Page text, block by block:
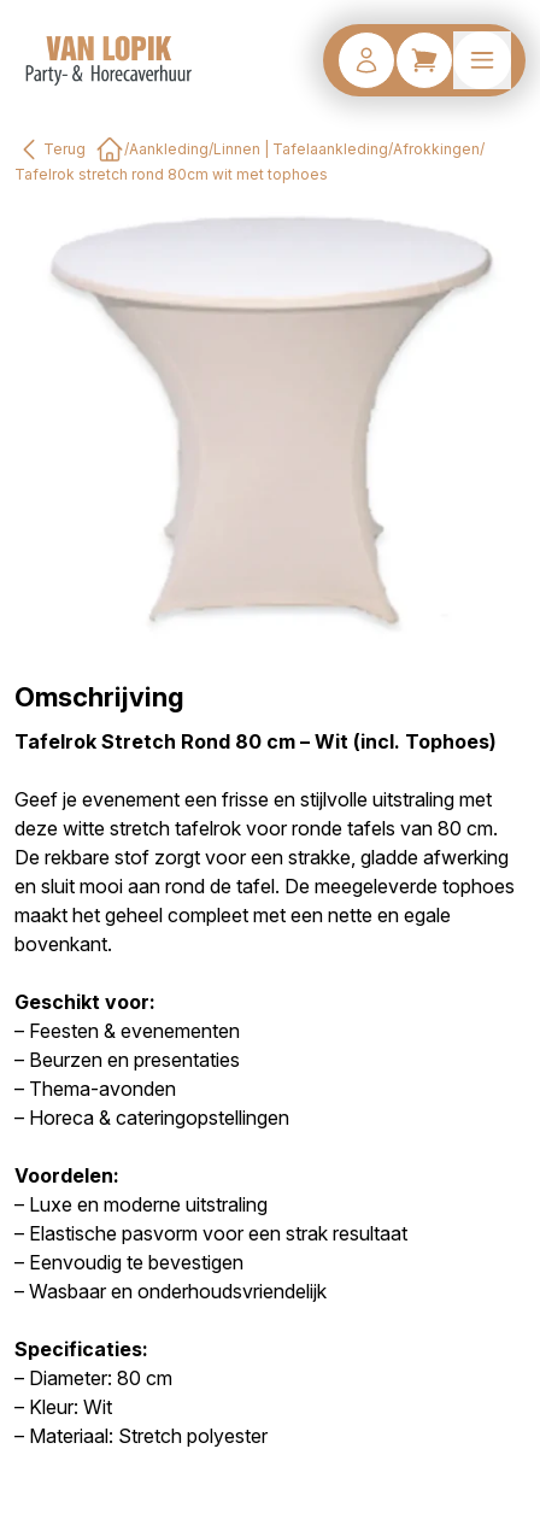
Terug
Home
/Aankleding/Linnen | Tafelaankleding/Afrokkingen/
Tafelrok stretch rond 80cm wit met tophoes
Omschrijving
Tafelrok Stretch Rond 80 cm – Wit (incl. Tophoes)
Geef je evenement een frisse en stijlvolle uitstraling met
deze witte stretch tafelrok voor ronde tafels van 80 cm.
De rekbare stof zorgt voor een strakke, gladde afwerking
en sluit mooi aan rond de tafel. De meegeleverde tophoes
maakt het geheel compleet met een nette en egale
bovenkant.
Geschikt voor:
– Feesten & evenementen
– Beurzen en presentaties
– Thema-avonden
– Horeca & cateringopstellingen
Voordelen:
– Luxe en moderne uitstraling
– Elastische pasvorm voor een strak resultaat
– Eenvoudig te bevestigen
– Wasbaar en onderhoudsvriendelijk
Specificaties:
– Diameter: 80 cm
– Kleur: Wit
– Materiaal: Stretch polyester